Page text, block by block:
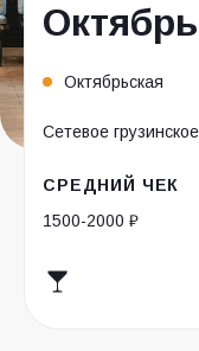
Октябрьская
Сетевое
СРЕДНИЙ ЧЕК
1500-2000 ₽